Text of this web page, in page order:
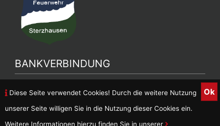
Diese Seite verwendet Cookies! Durch die weitere Nutzung
unserer Seite willigen Sie in die Nutzung dieser Cookies ein.
Weitere Informationen hierzu finden Sie in unserer
Ok
BANKVERBINDUNG
Bankverbindung Feuerwehrverein
Inhaber: FFW Sterzhausen